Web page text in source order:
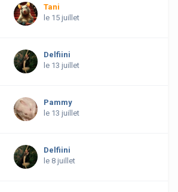
Tani
le 15 juillet
Delfiini
le 13 juillet
Pammy
le 13 juillet
Delfiini
le 8 juillet